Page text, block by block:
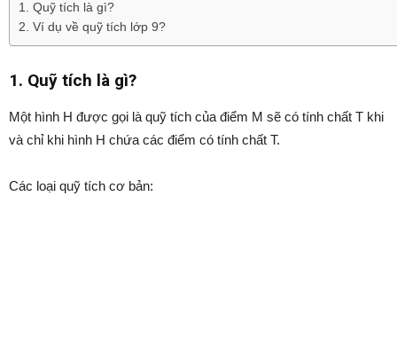
1. Quỹ tích là gì?
2. Ví dụ về quỹ tích lớp 9?
1. Quỹ tích là gì?
Một hình H được gọi là quỹ tích của điểm M sẽ có tính chất T khi
và chỉ khi hình H chứa các điểm có tính chất T.
Các loại quỹ tích cơ bản: